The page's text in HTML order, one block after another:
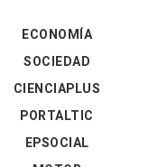
ECONOMÍA
SOCIEDAD
CIENCIAPLUS
PORTALTIC
EPSOCIAL